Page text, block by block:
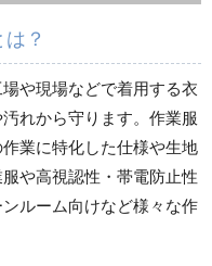
リーンルーム対策用品
医療品
イルス対策用品
？
や現場などで着用する衣
れから守ります。作業服
業に特化した仕様や生地
や高視認性・帯電防止性
ルーム向けなど様々な作